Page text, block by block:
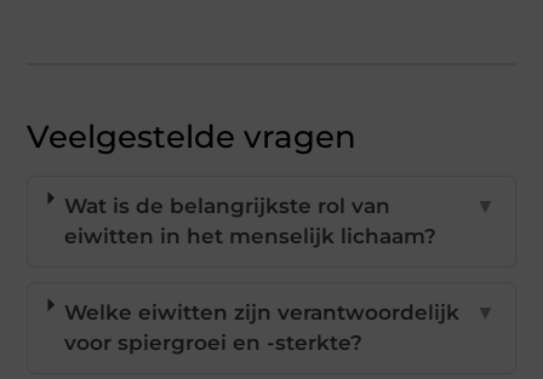
Veelgestelde vragen
Wat is de belangrijkste rol van
eiwitten in het menselijk lichaam?
▼
Welke eiwitten zijn verantwoordelijk
voor spiergroei en -sterkte?
▼